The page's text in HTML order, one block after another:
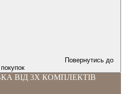
Повернутись до
покупок
ВІД 3Х КОМПЛЕКТІВ